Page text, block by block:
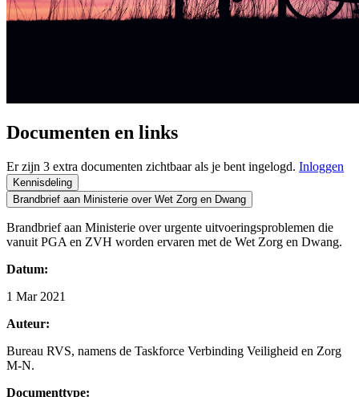
Documenten en links
Er zijn 3 extra documenten zichtbaar als je bent ingelogd. Inloggen
Kennisdeling
Brandbrief aan Ministerie over Wet Zorg en Dwang
Brandbrief aan Ministerie over urgente uitvoeringsproblemen die
vanuit PGA en ZVH worden ervaren met de Wet Zorg en Dwang.
Datum:
1 Mar 2021
Auteur:
Bureau RVS, namens de Taskforce Verbinding Veiligheid en Zorg
M-N.
Documenttype: